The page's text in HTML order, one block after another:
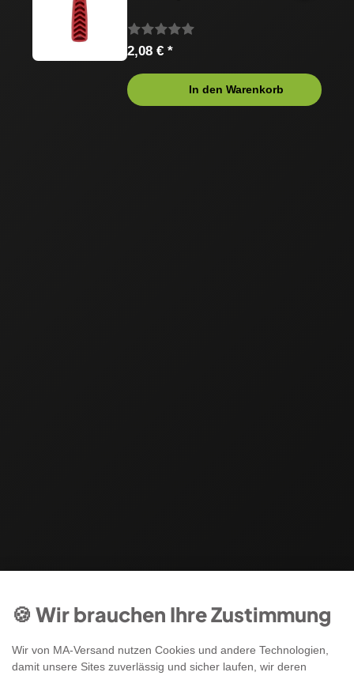
2,08 € *
In den Warenkorb
🍪 Wir brauchen Ihre Zustimmung
Wir von MA-Versand nutzen Cookies und andere Technologien,
damit unsere Sites zuverlässig und sicher laufen, wir deren